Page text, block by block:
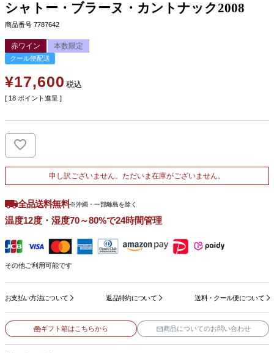
シャトー・ブラーヌ・カントナック2008
商品番号 7787642
赤ワイン 本数限定
クール便配送
¥17,600 税込
[ 18 ポイント進呈 ]
申し訳ございません。ただいま在庫がございません。
全品送料無料※沖縄・一部離島を除く
温度12度・湿度70～80%で24時間管理
その他ご利用可能です
お支払い方法について 返品特約について 送料・クール便について
ギフト箱はこちらから 商品についてのお問い合わせ